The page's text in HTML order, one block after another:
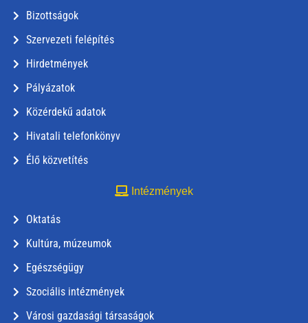
Bizottságok
Szervezeti felépítés
Hirdetmények
Pályázatok
Közérdekű adatok
Hivatali telefonkönyv
Élő közvetítés
Intézmények
Oktatás
Kultúra, múzeumok
Egészségügy
Szociális intézmények
Városi gazdasági társaságok